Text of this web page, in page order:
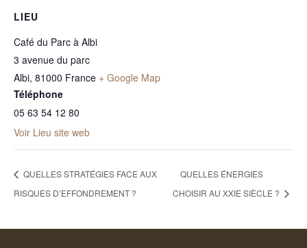
LIEU
Café du Parc à Albi
3 avenue du parc
Albi, 81000 France + Google Map
Téléphone
05 63 54 12 80
Voir Lieu site web
QUELLES STRATÉGIES FACE AUX
RISQUES D’EFFONDREMENT ?
QUELLES ÉNERGIES
CHOISIR AU XXIE SIÈCLE ?